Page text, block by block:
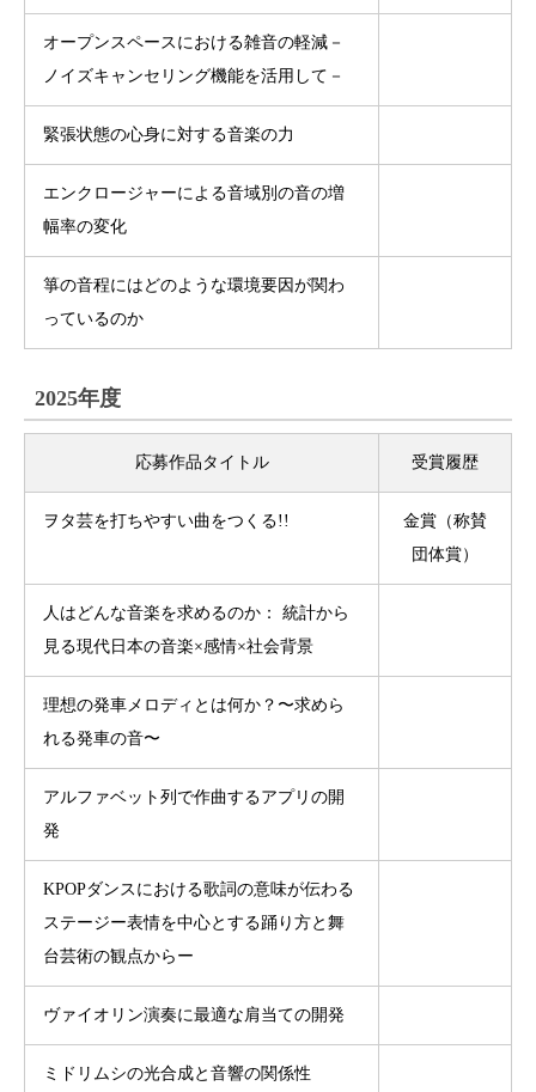
オープンスペースにおける雑音の軽減－
ノイズキャンセリング機能を活用して－
緊張状態の心身に対する音楽の力
エンクロージャーによる音域別の音の増
幅率の変化
箏の音程にはどのような環境要因が関わ
っているのか
2025年度
応募作品タイトル 受賞履歴
ヲタ芸を打ちやすい曲をつくる!!
金賞（称賛
団体賞）
人はどんな音楽を求めるのか： 統計から
見る現代日本の音楽×感情×社会背景
理想の発車メロディとは何か？〜求めら
れる発車の音〜
アルファベット列で作曲するアプリの開
発
KPOPダンスにおける歌詞の意味が伝わる
ステージー表情を中心とする踊り方と舞
台芸術の観点からー
ヴァイオリン演奏に最適な肩当ての開発
ミドリムシの光合成と音響の関係性